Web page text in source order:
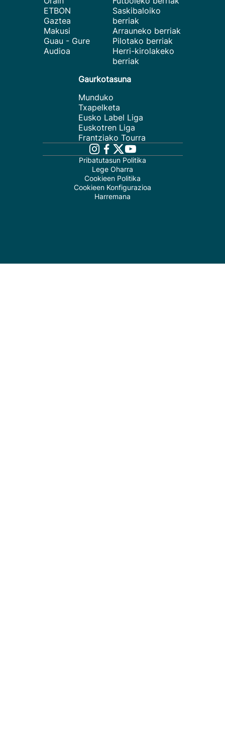
ETBON
Gaztea
Makusi
Guau - Gure
Audioa
Saskibaloiko
berriak
Arrauneko berriak
Pilotako berriak
Herri-kirolakeko
berriak
Gaurkotasuna
Munduko
Txapelketa
Eusko Label Liga
Euskotren Liga
Frantziako Tourra
Pribatutasun Politika
Lege Oharra
Cookieen Politika
Cookieen Konfigurazioa
Harremana